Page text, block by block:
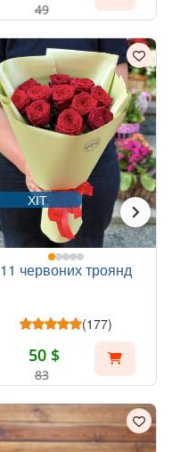
49
ХІТ
11 червоних троянд
(177)
50 $
83